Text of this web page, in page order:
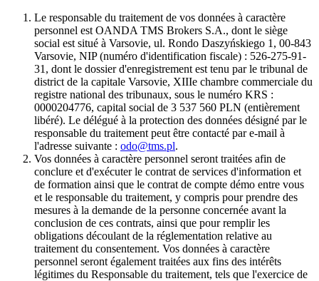
Le responsable du traitement de vos données à caractère
personnel est OANDA TMS Brokers S.A., dont le siège
social est situé à Varsovie, ul. Rondo Daszyńskiego 1, 00-843
Varsovie, NIP (numéro d'identification fiscale) : 526-275-91-
31, dont le dossier d'enregistrement est tenu par le tribunal de
district de la capitale Varsovie, XIIIe chambre commerciale du
registre national des tribunaux, sous le numéro KRS :
0000204776, capital social de 3 537 560 PLN (entièrement
libéré). Le délégué à la protection des données désigné par le
responsable du traitement peut être contacté par e-mail à
l'adresse suivante : odo@tms.pl.
Vos données à caractère personnel seront traitées afin de
conclure et d'exécuter le contrat de services d'information et
de formation ainsi que le contrat de compte démo entre vous
et le responsable du traitement, y compris pour prendre des
mesures à la demande de la personne concernée avant la
conclusion de ces contrats, ainsi que pour remplir les
obligations découlant de la réglementation relative au
traitement du consentement. Vos données à caractère
personnel seront également traitées aux fins des intérêts
légitimes du Responsable du traitement, tels que l'exercice de